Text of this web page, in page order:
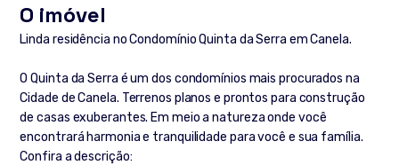
O imóvel
Linda residência no Condomínio Quinta da Serra em Canela.
O Quinta da Serra é um dos condomínios mais procurados na
Cidade de Canela. Terrenos planos e prontos para construção
de casas exuberantes. Em meio a natureza onde você
encontrará harmonia e tranquilidade para você e sua família.
Confira a descrição: